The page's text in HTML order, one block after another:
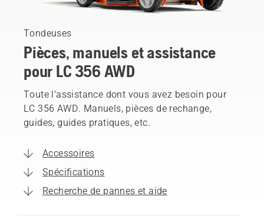
Tondeuses
Pièces, manuels et assistance
pour LC 356 AWD
Toute l'assistance dont vous avez besoin pour
LC 356 AWD. Manuels, pièces de rechange,
guides, guides pratiques, etc.
Accessoires
Spécifications
Recherche de pannes et aide